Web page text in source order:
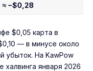
≈ −$0,28
$0,05 карта в
— в минусе около
убыток. На KawPow
халвинга января 2026